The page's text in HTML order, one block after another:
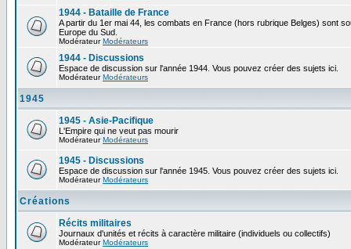
1944 - Bataille de France
A partir du 1er mai 44, les combats en France (hors rubrique Belges) sont
Europe du Sud.
ModérateurModérateurs
1944 - Discussions
Espace de discussion sur l'année 1944. Vous pouvez créer des sujets ici.
ModérateurModérateurs
1945
1945 - Asie-Pacifique
L'Empire qui ne veut pas mourir
ModérateurModérateurs
1945 - Discussions
Espace de discussion sur l'année 1945. Vous pouvez créer des sujets ici.
ModérateurModérateurs
Créations
Récits militaires
Journaux d'unités et récits à caractère militaire (individuels ou collectifs)
ModérateurModérateurs